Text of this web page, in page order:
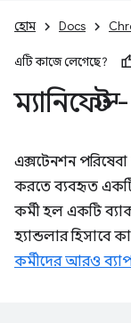
হোম Docs
এটি কাজে লেগেছে?
এক্সটেনশন পরিষেবা
করতে ব্যবহৃত একটি
কর্মী হল একটি
হ্যান্ডলার
কর্মীদের আরও